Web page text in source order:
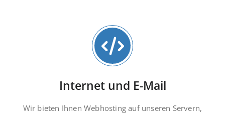
Internet und E-Mail
Wir bieten Ihnen Webhosting auf unseren Servern,